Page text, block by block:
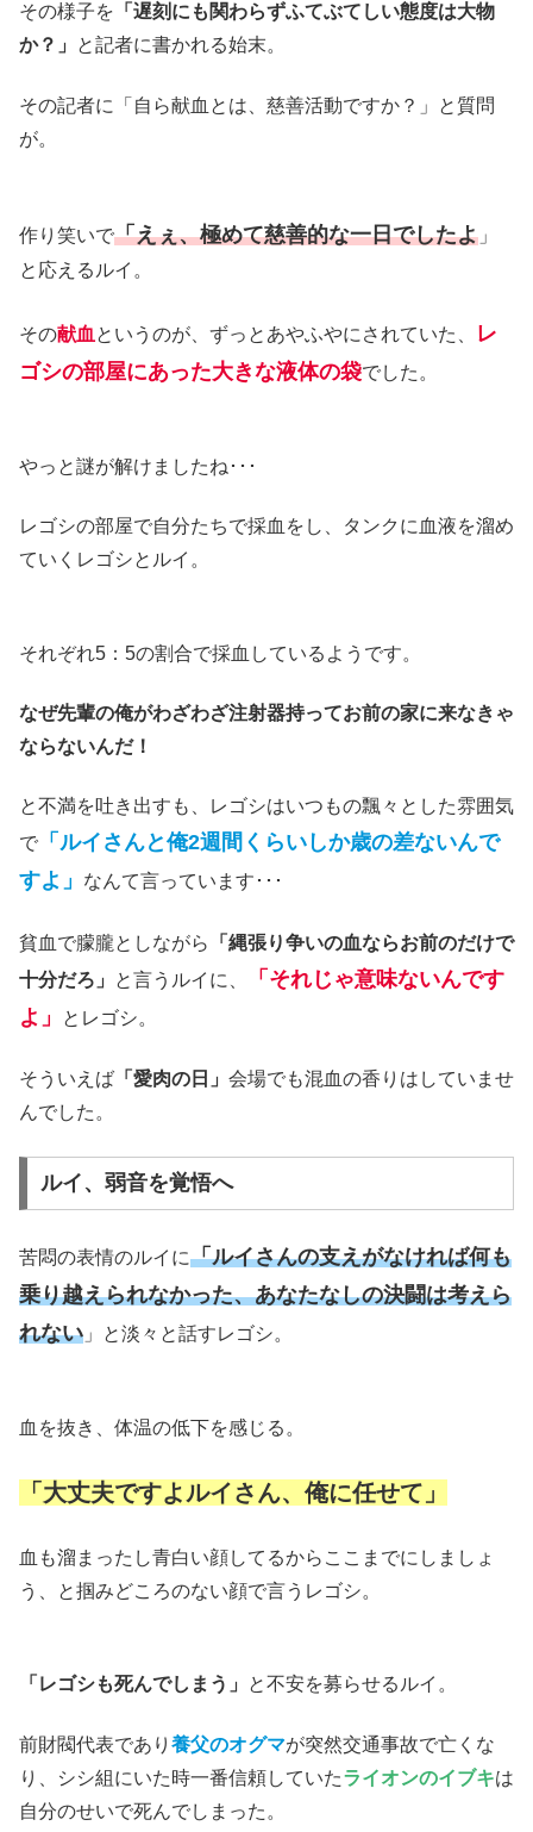
その様子を 「遅刻にも関わらずふてぶてしい態度は大物
か？」
と記者に書かれる始末。
その記者に「自ら献血とは、慈善活動ですか？」と質問
が。
作り笑いで「えぇ、極めて慈善的な一日でしたよ 」
と応えるルイ。
その献血 というのが、ずっとあやふやにされていた、
レ
ゴシの部屋にあった大きな液体の袋でした。
やっと謎が解けましたね･･･
レゴシの部屋で自分たちで採血をし、タンクに血液を溜め
ていくレゴシとルイ。
それぞれ5：5の割合で採血しているようです。
なぜ先輩の俺がわざわざ注射器持ってお前の家に来なきゃ
ならないんだ！
と不満を吐き出すも、レゴシはいつもの飄々とした雰囲気
で 「ルイさんと俺2週間くらいしか歳の差ないんで
すよ」
なんて言っています･･･
貧血で朦朧としながら
「縄張り争いの血ならお前のだけで
十分だろ」
と言うルイに、
「それじゃ意味ないんです
よ」
とレゴシ。
そういえば 「愛肉の日」 会場でも混血の香りはしていませ
んでした。
ルイ、弱音を覚悟へ
苦悶の表情のルイに「ルイさんの支えがなければ何も
乗り越えられなかった、あなたなしの決闘は考えら
れない 」と淡々と話すレゴシ。
血を抜き、体温の低下を感じる。
「大丈夫ですよルイさん、俺に任せて」
血も溜まったし青白い顔してるからここまでにしましょ
う、と掴みどころのない顔で言うレゴシ。
「レゴシも死んでしまう」 と不安を募らせるルイ。
前財閥代表であり 養父のオグマが突然交通事故で亡くな
り、シシ組にいた時一番信頼していたライオンのイブキは
自分のせいで死んでしまった。